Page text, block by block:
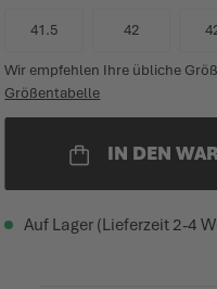
41.5 42
Wir empfehlen Ihre übliche
Größentabelle
IN DEN
Auf Lager (Lieferzeit 2-4